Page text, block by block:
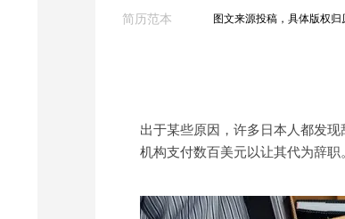
简历范本
图文来源投稿，具体版权归
出于某些原因，许多日本人都发
机构支付数百美元以让其代为辞职